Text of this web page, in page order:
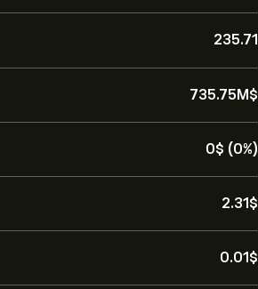
235.71
735.75M‎$‎
0‎$‎ (0%)
2.31‎$‎
0.01‎$‎